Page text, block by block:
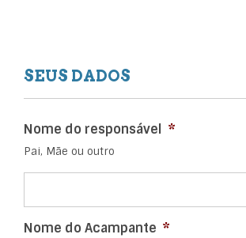
SEUS DADOS
Nome do responsável *
Pai, Mãe ou outro
Nome do Acampante *